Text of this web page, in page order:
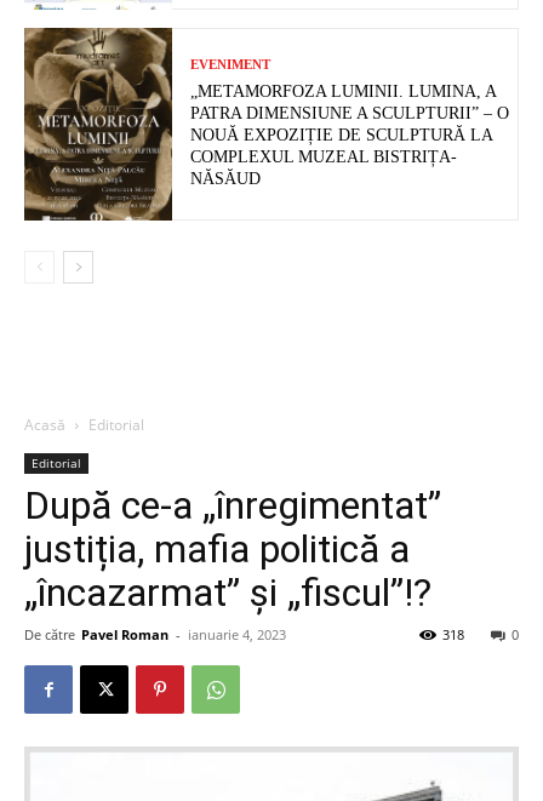
EVENIMENT
„METAMORFOZA LUMINII. LUMINA, A
PATRA DIMENSIUNE A SCULPTURII” – O
NOUĂ EXPOZIȚIE DE SCULPTURĂ LA
COMPLEXUL MUZEAL BISTRIȚA-
NĂSĂUD